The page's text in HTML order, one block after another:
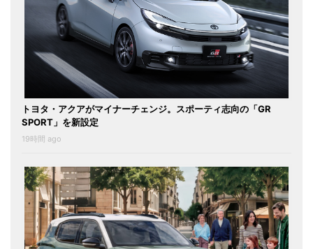
トヨタ・アクアがマイナーチェンジ。スポーティ志向の「GR
SPORT」を新設定
19時間 ago